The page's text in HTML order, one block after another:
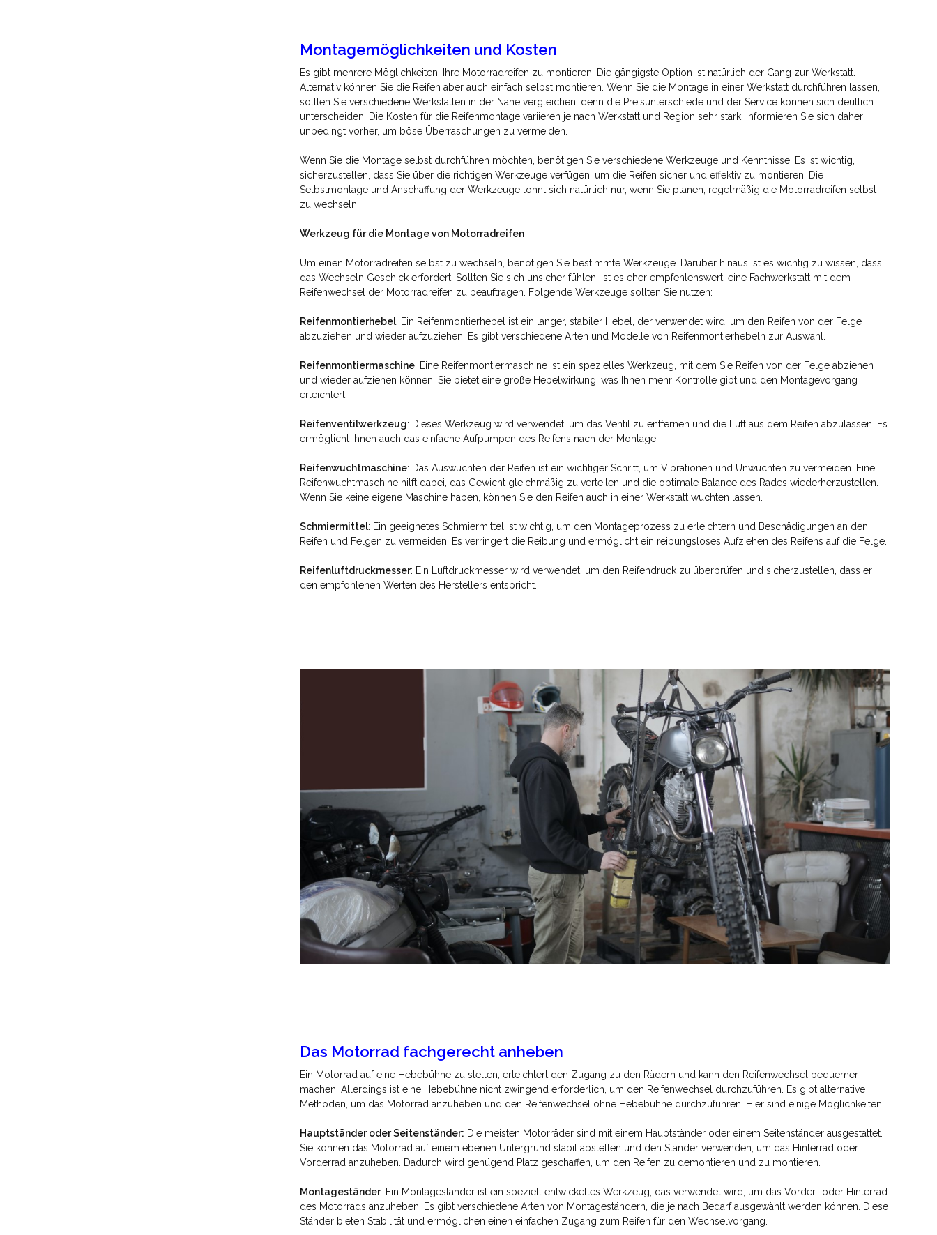
Montagemöglichkeiten und Kosten
Es gibt mehrere Möglichkeiten, Ihre Motorradreifen zu montieren. Die gängigste Option ist natürlich der Gang zur Werkstatt.
Alternativ können Sie die Reifen aber auch einfach selbst montieren. Wenn Sie die Montage in einer Werkstatt durchführen lassen,
sollten Sie verschiedene Werkstätten in der Nähe vergleichen, denn die Preisunterschiede und der Service können sich deutlich
unterscheiden. Die Kosten für die Reifenmontage variieren je nach Werkstatt und Region sehr stark. Informieren Sie sich daher
unbedingt vorher, um böse Überraschungen zu vermeiden.
Wenn Sie die Montage selbst durchführen möchten, benötigen Sie verschiedene Werkzeuge und Kenntnisse. Es ist wichtig,
sicherzustellen, dass Sie über die richtigen Werkzeuge verfügen, um die Reifen sicher und effektiv zu montieren. Die
Selbstmontage und Anschaffung der Werkzeuge lohnt sich natürlich nur, wenn Sie planen, regelmäßig die Motorradreifen selbst
zu wechseln.
Werkzeug für die Montage von Motorradreifen
Um einen Motorradreifen selbst zu wechseln, benötigen Sie bestimmte Werkzeuge. Darüber hinaus ist es wichtig zu wissen, dass
das Wechseln Geschick erfordert. Sollten Sie sich unsicher fühlen, ist es eher empfehlenswert, eine Fachwerkstatt mit dem
Reifenwechsel der Motorradreifen zu beauftragen. Folgende Werkzeuge sollten Sie nutzen:
Reifenmontierhebel: Ein Reifenmontierhebel ist ein langer, stabiler Hebel, der verwendet wird, um den Reifen von der Felge
abzuziehen und wieder aufzuziehen. Es gibt verschiedene Arten und Modelle von Reifenmontierhebeln zur Auswahl.
Reifenmontiermaschine: Eine Reifenmontiermaschine ist ein spezielles Werkzeug, mit dem Sie Reifen von der Felge abziehen
und wieder aufziehen können. Sie bietet eine große Hebelwirkung, was Ihnen mehr Kontrolle gibt und den Montagevorgang
erleichtert.
Reifenventilwerkzeug: Dieses Werkzeug wird verwendet, um das Ventil zu entfernen und die Luft aus dem Reifen abzulassen. Es
ermöglicht Ihnen auch das einfache Aufpumpen des Reifens nach der Montage.
Reifenwuchtmaschine: Das Auswuchten der Reifen ist ein wichtiger Schritt, um Vibrationen und Unwuchten zu vermeiden. Eine
Reifenwuchtmaschine hilft dabei, das Gewicht gleichmäßig zu verteilen und die optimale Balance des Rades wiederherzustellen.
Wenn Sie keine eigene Maschine haben, können Sie den Reifen auch in einer Werkstatt wuchten lassen.
Schmiermittel: Ein geeignetes Schmiermittel ist wichtig, um den Montageprozess zu erleichtern und Beschädigungen an den
Reifen und Felgen zu vermeiden. Es verringert die Reibung und ermöglicht ein reibungsloses Aufziehen des Reifens auf die Felge.
Reifenluftdruckmesser: Ein Luftdruckmesser wird verwendet, um den Reifendruck zu überprüfen und sicherzustellen, dass er
den empfohlenen Werten des Herstellers entspricht.
Das Motorrad fachgerecht anheben
Ein Motorrad auf eine Hebebühne zu stellen, erleichtert den Zugang zu den Rädern und kann den Reifenwechsel bequemer
machen. Allerdings ist eine Hebebühne nicht zwingend erforderlich, um den Reifenwechsel durchzuführen. Es gibt alternative
Methoden, um das Motorrad anzuheben und den Reifenwechsel ohne Hebebühne durchzuführen. Hier sind einige Möglichkeiten:
Hauptständer oder Seitenständer: Die meisten Motorräder sind mit einem Hauptständer oder einem Seitenständer ausgestattet.
Sie können das Motorrad auf einem ebenen Untergrund stabil abstellen und den Ständer verwenden, um das Hinterrad oder
Vorderrad anzuheben. Dadurch wird genügend Platz geschaffen, um den Reifen zu demontieren und zu montieren.
Montageständer: Ein Montageständer ist ein speziell entwickeltes Werkzeug, das verwendet wird, um das Vorder- oder Hinterrad
des Motorrads anzuheben. Es gibt verschiedene Arten von Montageständern, die je nach Bedarf ausgewählt werden können. Diese
Ständer bieten Stabilität und ermöglichen einen einfachen Zugang zum Reifen für den Wechselvorgang.